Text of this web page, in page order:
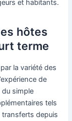
et habitants.
hôtes
terme
la variété des
de
simple
tels
depuis